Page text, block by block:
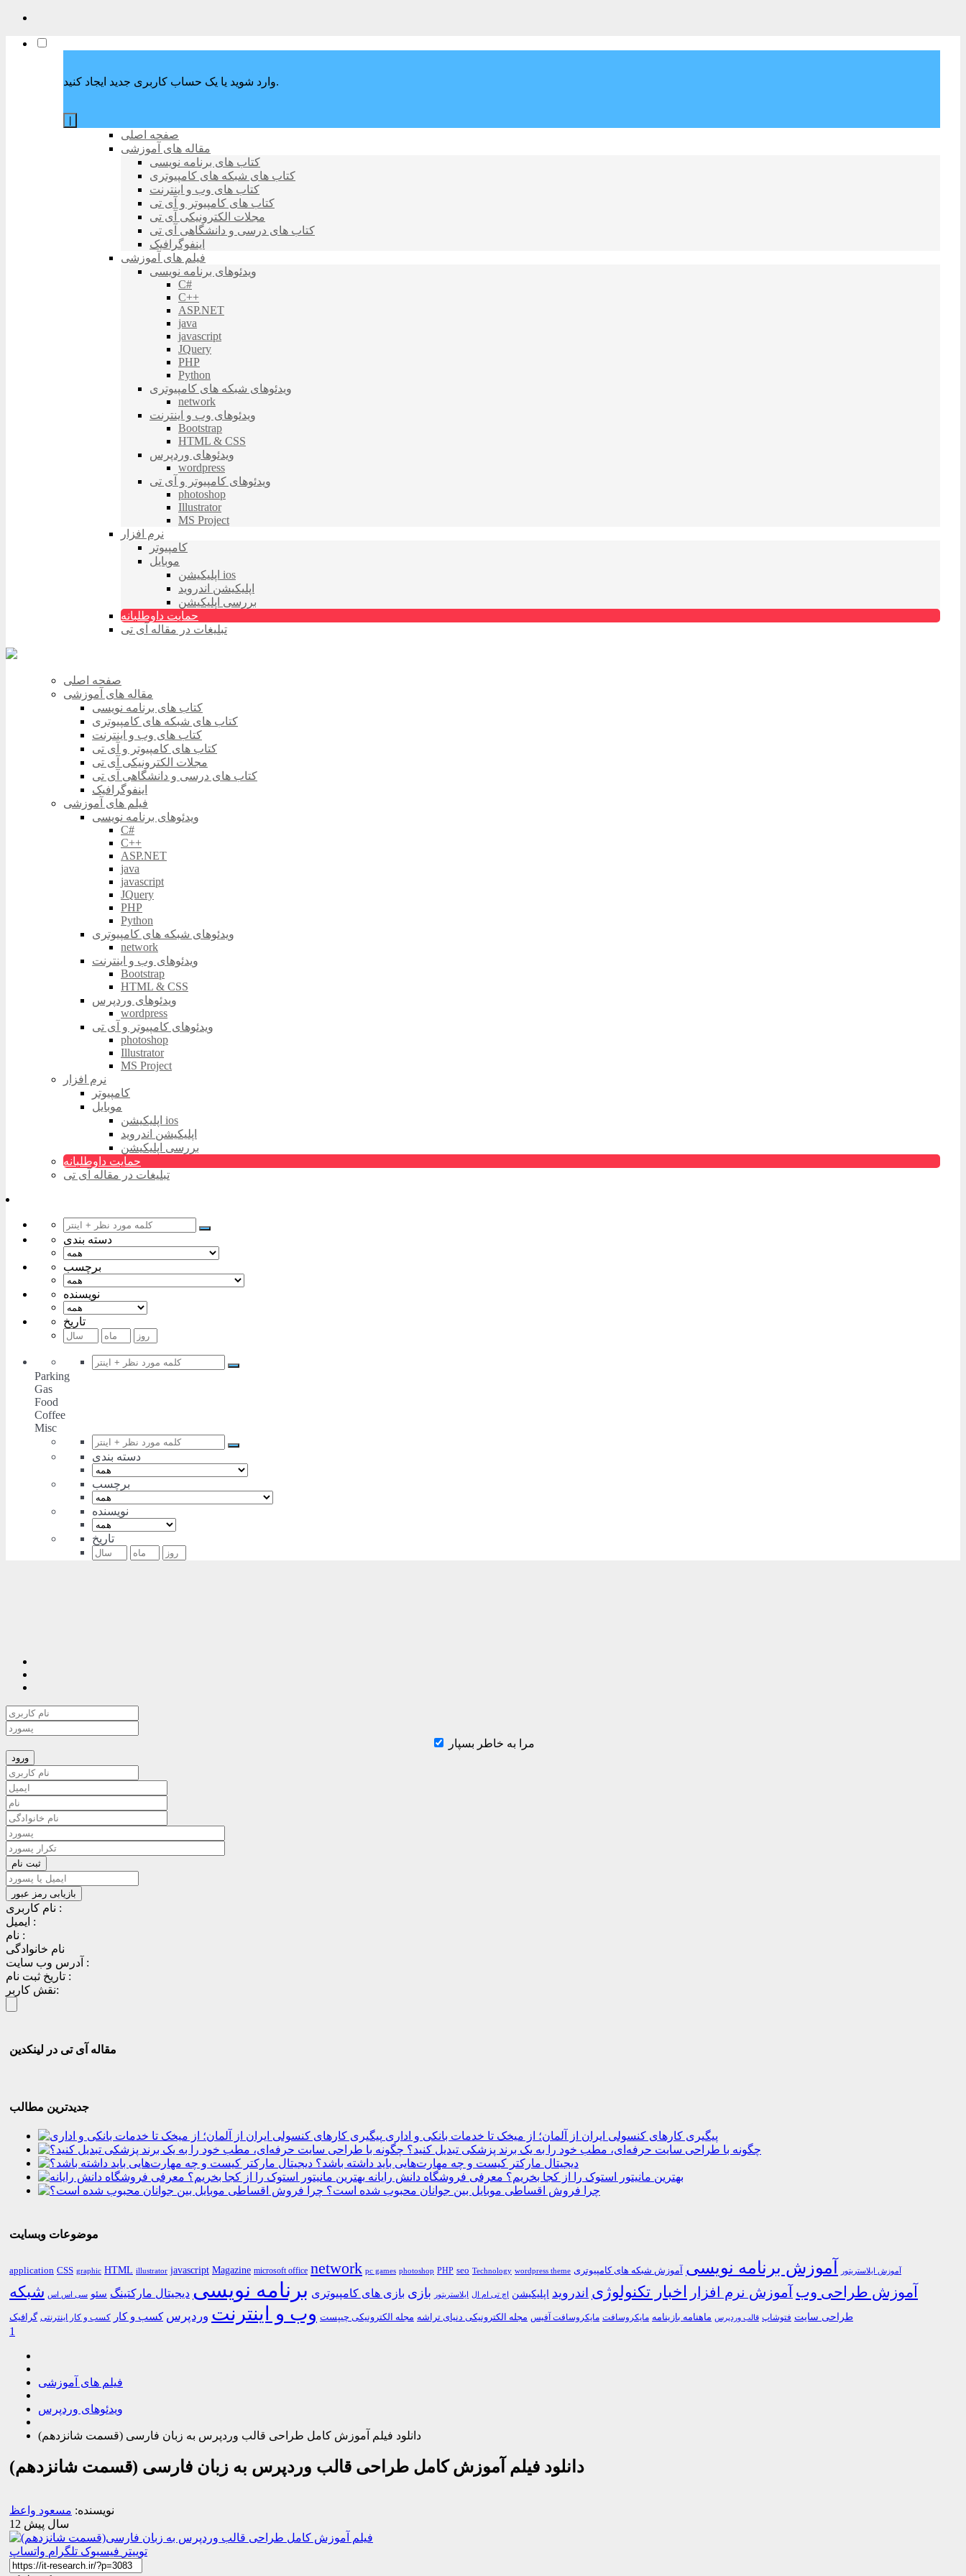
وارد شوید یا یک حساب کاربری جدید ایجاد کنید.
صفحه اصلی
مقاله های آموزشی
کتاب های برنامه نویسی
کتاب های شبکه های کامپیوتری
کتاب های وب و اینترنت
کتاب های کامپیوتر و آی تی
مجلات الکترونیکی آی تی
کتاب های درسی و دانشگاهی آی تی
اینفوگرافیک
فیلم های آموزشی
ویدئوهای برنامه نویسی
C#
C++
ASP.NET
java
javascript
JQuery
PHP
Python
ویدئوهای شبکه های کامپیوتری
network
ویدئوهای وب و اینترنت
Bootstrap
HTML & CSS
ویدئوهای وردپرس
wordpress
ویدئوهای کامپیوتر و آی تی
photoshop
Illustrator
MS Project
نرم افزار
کامپیوتر
موبایل
اپلیکیشن ios
اپلیکیشن اندروید
بررسی اپلیکیشن
حمایت داوطلبانه
تبلیغات در مقاله آی تی
صفحه اصلی
مقاله های آموزشی
کتاب های برنامه نویسی
کتاب های شبکه های کامپیوتری
کتاب های وب و اینترنت
کتاب های کامپیوتر و آی تی
مجلات الکترونیکی آی تی
کتاب های درسی و دانشگاهی آی تی
اینفوگرافیک
فیلم های آموزشی
ویدئوهای برنامه نویسی
C#
C++
ASP.NET
java
javascript
JQuery
PHP
Python
ویدئوهای شبکه های کامپیوتری
network
ویدئوهای وب و اینترنت
Bootstrap
HTML & CSS
ویدئوهای وردپرس
wordpress
ویدئوهای کامپیوتر و آی تی
photoshop
Illustrator
MS Project
نرم افزار
کامپیوتر
موبایل
اپلیکیشن ios
اپلیکیشن اندروید
بررسی اپلیکیشن
حمایت داوطلبانه
تبلیغات در مقاله آی تی
دسته بندی
برچسب
نویسنده
تاریخ
Parking
Gas
Food
Coffee
Misc
دسته بندی
برچسب
نویسنده
تاریخ
مرا به خاطر بسپار
نام کاربری :
ایمیل :
نام :
نام خانوادگی
آدرس وب سایت :
تاریخ ثبت نام :
نقش کاربر:
مقاله آی تی در لینکدین
جدیدترین مطالب
پیگیری کارهای کنسولی ایران از آلمان؛ از میخک تا خدمات بانکی و اداری
چگونه با طراحی سایت حرفه‌ای، مطب خود را به یک برند پزشکی تبدیل کنید؟
دیجیتال مارکتر کیست و چه مهارت‌هایی باید داشته باشد؟
بهترین مانیتور استوک را از کجا بخریم؟ معرفی فروشگاه دانش رایانه
چرا فروش اقساطی موبایل بین جوانان محبوب شده است؟
موضوعات وبسایت
application CSS graphic HTML illustrator javascript Magazine microsoft office network pc games photoshop PHP seo Technology wordpress theme آموزش ایلاستریتور آموزش برنامه نویسی آموزش شبکه های کامپیوتری
آموزش طراحی وب آموزش نرم افزار اخبار تکنولوژی اندروید اپلیکیشن اچ تی ام ال ایلاستریتور بازی بازی های کامپیوتری برنامه نویسی دیجیتال مارکتینگ سئو سی اس اس شبکه
طراحی سایت فتوشاپ قالب وردپرس ماهنامه بازینامه مایکروسافت مایکروسافت آفیس مجله الکترونیکی دنیای تراشه مجله الکترونیکی چیپست وب و اینترنت وردپرس کسب و کار کسب و کار اینترنتی گرافیک
1
فیلم های آموزشی
ویدئوهای وردپرس
دانلود فیلم آموزش کامل طراحی قالب وردپرس به زبان فارسی (قسمت شانزدهم)
دانلود فیلم آموزش کامل طراحی قالب وردپرس به زبان فارسی (قسمت شانزدهم)
نویسنده: مسعود واعظ
12 سال پیش
توییتر فیسبوک تلگرام واتساپ